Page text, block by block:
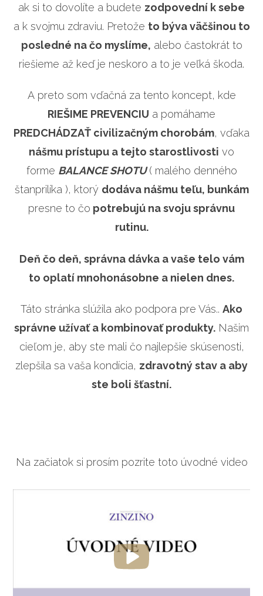
ak si to dovolíte a budete zodpovední k sebe
a k svojmu zdraviu. Pretože to býva väčšinou to
posledné na čo myslíme, alebo častokrát to
riešieme až keď je neskoro a to je veľká škoda.
A preto som vďačná za tento koncept, kde
RIEŠIME PREVENCIU a pomáhame
PREDCHÁDZAŤ civilizačným chorobám, vďaka
nášmu prístupu a tejto starostlivosti vo
forme BALANCE SHOTU( malého denného
štanprilíka ), ktorý dodáva nášmu teľu, bunkám
presne to čo potrebujú na svoju správnu
rutinu.
Deň čo deň, správna dávka a vaše telo vám
to oplatí mnohonásobne a nielen dnes.
Táto stránka slúžila ako podpora pre Vás.. Ako
správne užívať a kombinovať produkty. Našim
cieľom je, aby ste mali čo najlepšie skúsenosti,
zlepšila sa vaša kondícia, zdravotný stav a aby
ste boli šťastní.
Na začiatok si prosím pozrite toto úvodné video